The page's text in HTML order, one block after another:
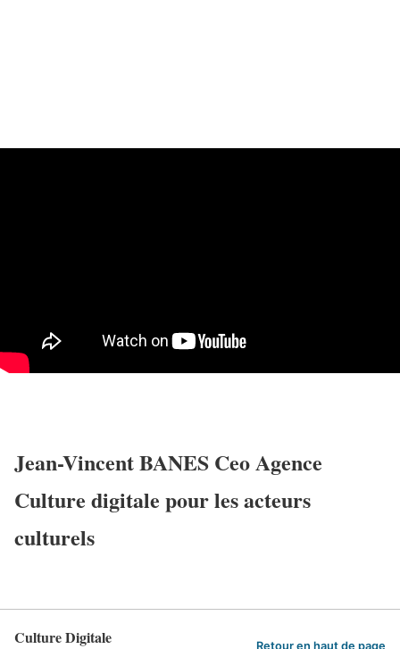
Jean-Vincent BANES Ceo Agence
Culture digitale pour les acteurs
culturels
Culture Digitale Retour en haut de page